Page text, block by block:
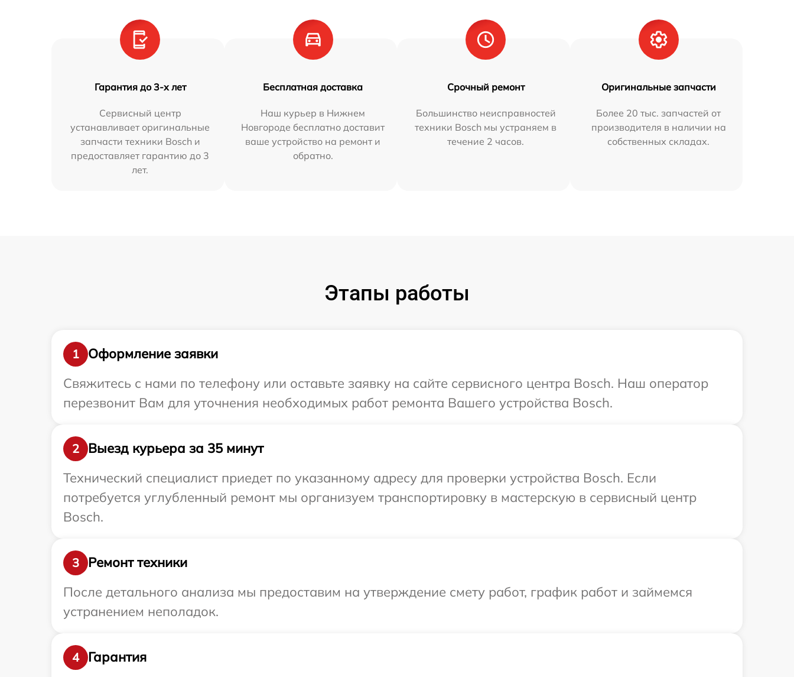
Гарантия до 3-х лет
Сервисный центр
устанавливает оригинальные
запчасти техники Bosch и
предоставляет гарантию до 3
лет.
Бесплатная доставка
Наш курьер в Нижнем
Новгороде бесплатно доставит
ваше устройство на ремонт и
обратно.
Срочный ремонт
Большинство неисправностей
техники Bosch мы устраняем в
течение 2 часов.
Оригинальные запчасти
Более 20 тыс. запчастей от
производителя в наличии на
собственных складах.
Этапы работы
1
Оформление заявки
Свяжитесь с нами по телефону или оставьте заявку на сайте сервисного центра Bosch. Наш оператор
перезвонит Вам для уточнения необходимых работ ремонта Вашего устройства Bosch.
2
Выезд курьера за 35 минут
Технический специалист приедет по указанному адресу для проверки устройства Bosch. Если
потребуется углубленный ремонт мы организуем транспортировку в мастерскую в сервисный центр
Bosch.
3
Ремонт техники
После детального анализа мы предоставим на утверждение смету работ, график работ и займемся
устранением неполадок.
4
Гарантия